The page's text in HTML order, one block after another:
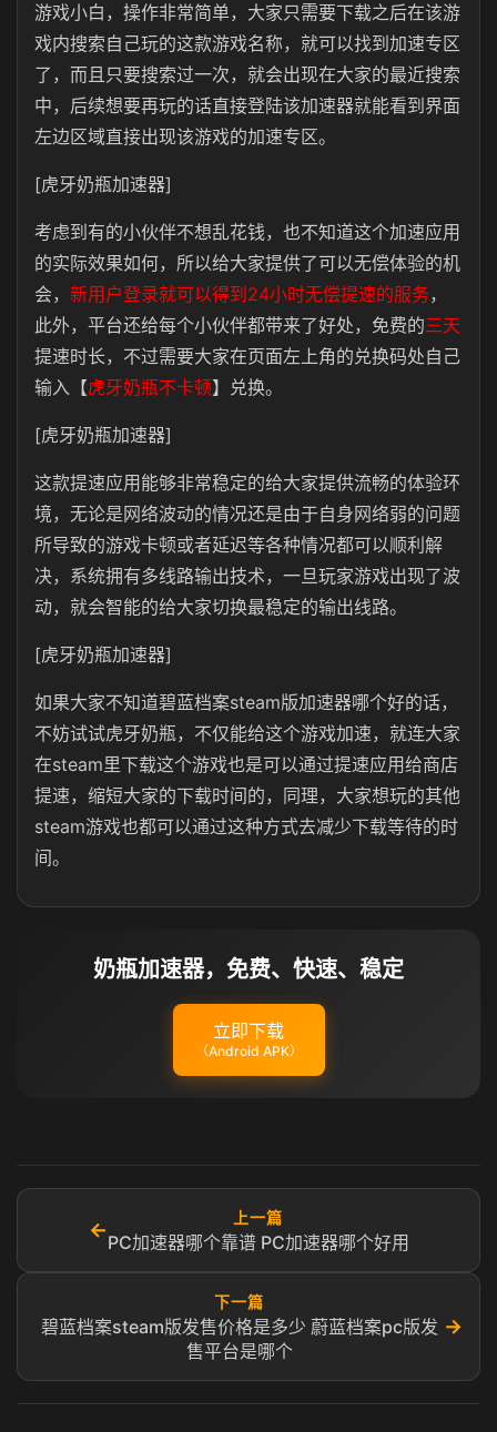
游戏小白，操作非常简单，大家只需要下载之后在该游
戏内搜索自己玩的这款游戏名称，就可以找到加速专区
了，而且只要搜索过一次，就会出现在大家的最近搜索
中，后续想要再玩的话直接登陆该加速器就能看到界面
左边区域直接出现该游戏的加速专区。
[虎牙奶瓶加速器]
考虑到有的小伙伴不想乱花钱，也不知道这个加速应用
的实际效果如何，所以给大家提供了可以无偿体验的机
会， 新用户登录就可以得到24小时无偿提速的服务，
此外，平台还给每个小伙伴都带来了好处，免费的三天
提速时长，不过需要大家在页面左上角的兑换码处自己
输入【虎牙奶瓶不卡顿】兑换。
[虎牙奶瓶加速器]
这款提速应用能够非常稳定的给大家提供流畅的体验环
境，无论是网络波动的情况还是由于自身网络弱的问题
所导致的游戏卡顿或者延迟等各种情况都可以顺利解
决，系统拥有多线路输出技术，一旦玩家游戏出现了波
动，就会智能的给大家切换最稳定的输出线路。
[虎牙奶瓶加速器]
如果大家不知道碧蓝档案steam版加速器哪个好的话，
不妨试试虎牙奶瓶，不仅能给这个游戏加速，就连大家
在steam里下载这个游戏也是可以通过提速应用给商店
提速，缩短大家的下载时间的，同理，大家想玩的其他
steam游戏也都可以通过这种方式去减少下载等待的时
间。
奶瓶加速器，免费、快速、稳定
立即下载
（Android APK）
←
上一篇
PC加速器哪个靠谱 PC加速器哪个好用
下一篇
碧蓝档案steam版发售价格是多少 蔚蓝档案pc版发
售平台是哪个
→